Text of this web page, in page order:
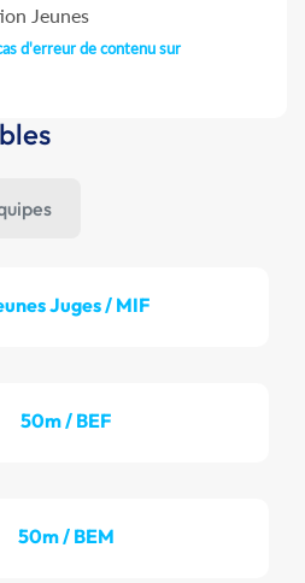
Jeunes
d'erreur de contenu sur
Juges / MIF
50m / BEF
50m / BEM